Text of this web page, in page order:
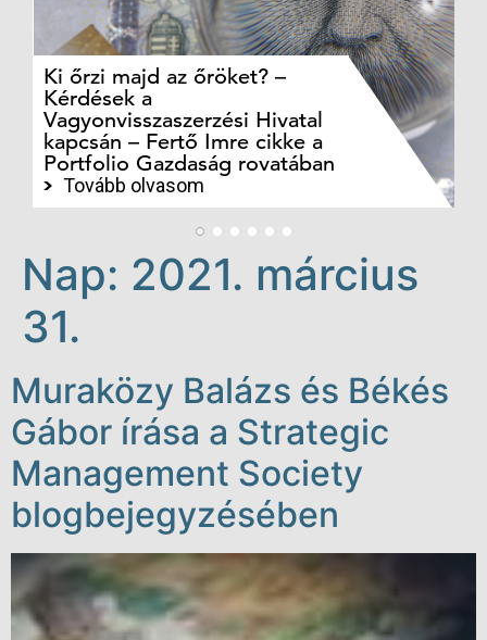
Ki őrzi majd az őröket? –
Kérdések a
Vagyonvisszaszerzési Hivatal
kapcsán – Fertő Imre cikke a
Portfolio Gazdaság rovatában
Tovább olvasom
Nap: 2021. március
31.
Muraközy Balázs és Békés
Gábor írása a Strategic
Management Society
blogbejegyzésében